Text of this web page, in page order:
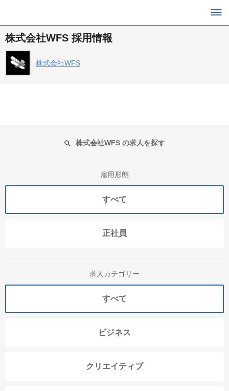
株式会社WFS 採用情報
株式会社WFS
株式会社WFS の求人を探す
雇用形態
すべて
正社員
求人カテゴリー
すべて
ビジネス
クリエイティブ